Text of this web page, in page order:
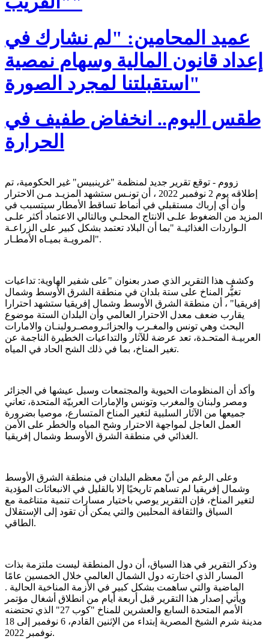
عميد المحامين: "لم نشارك في
إعداد قانون المالية وسهام نمصية
استقبلتنا لمجرد الصورة"
طقس اليوم.. انخفاض طفيف في
الحرارة
زووم - توقع تقرير جديد لمنظمة "غرينبيس" غير الحكومية، تم
إطلاقه يوم 2 نوفمبر 2022 ، أن تونـس ستشهد المزيـد مـن الاحترار
وأن أي إرباك مستقبلي في أنماط تساقط الأمطار سيتسبب في
المزيد من الضغوط علـى الانتاج المحلـي وبالتالي الاعتماد أكثر علـى
الـواردات الغذائيـة "بما أن البلاد تعتمد بشكل كبير على الزراعـة
المرويـة بميـاه الأمطـار".
وكشف هذا التقرير الذي صدر بعنوان "على شفير الهاوية: تداعيات
تغيُّر المناخ على ستة بلدان في منطقة الشرق الأوسط وشمال
إفريقيا" ، أن منطقة الشرق الأوسط وشمال إفريقيا ستشهد احترارا
يقارب ضعف معدل الاحترار العالمي وأن البلدان الستة موضوع
البحث وهي تونس والمغـرب والجزائـرومصـرولبنـان والامارات
العربيـة المتحـدة، تعد عرضة للآثار والتداعيات الخطيرة الناجمة عن
تغير المناخ، بما في ذلك الشح الحاد في المياه.
وأكد أن المنظومات الحيوية والمجتمعات وسبل عيشها في الجزائر
ومصر ولبنان والمغرب وتونس والإمارات العربيّة المتحدة، تعاني
جميعها من الآثار السلبية لتغير المناخ المتسارع، موصيا بضرورة
العمل العاجل لمواجهة الاحترار وشح المياه والخطر على الأمن
الغذائي في منطقة الشرق الأوسط وشمال إفريقيا.
وعلى الرغم من أنّ معظم البلدان في منطقة الشرق الأوسط
وشمال إفريقيا لم تساهم تاريخيًا إلا بالقليل في الانبعاثات المؤدية
لتغير المناخ، فإن التقرير يوصي باختيار مسارات تنمية متناغمة مع
السياق والثقافة المحليين والتي يمكن أن تقود إلى الإستقلال
الطاقي.
وذكر التقرير في هذا السياق، أن دول المنطقة ليست ملتزمة بذات
المسار الذي اختارته دول الشمال العالمي خلال الخمسين عامًا
الماضية والتي ساهمت بشكل كبير في الأزمة المناخية الحالية .
ويأتي إصدار هذا التقرير قبل أربعة أيام من انطلاق أشغال مؤتمر
الأمم المتحدة السابع والعشرين للمناخ "كوب 27" الذي تحتضنه
مدينة شرم الشيخ المصرية إبتداء من الإثنين القادم، 6 نوفمبر إلى 18
نوفمبر 2022.